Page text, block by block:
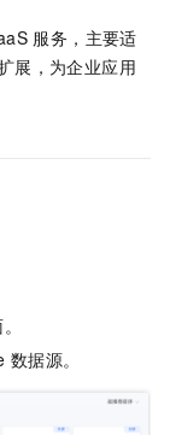
服务，主要适
展，为企业应用
数据源。